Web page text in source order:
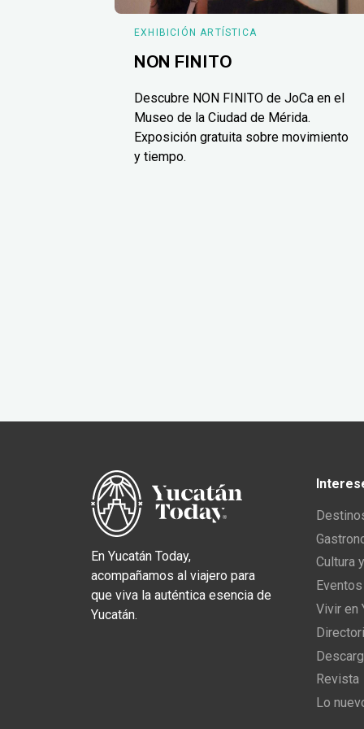
EXHIBICIÓN ARTÍSTICA
NON FINITO
Descubre NON FINITO de JoCa en el
Museo de la Ciudad de Mérida.
Exposición gratuita sobre movimiento
y tiempo.
En Yucatán Today,
acompañamos al viajero para
que viva la auténtica esencia de
Yucatán.
Cultura
Vivir en
Revista
Lo